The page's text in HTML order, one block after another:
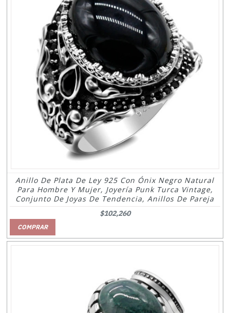
Anillo De Plata De Ley 925 Con Ónix Negro Natural
Para Hombre Y Mujer, Joyería Punk Turca Vintage,
Conjunto De Joyas De Tendencia, Anillos De Pareja
$102,260
COMPRAR